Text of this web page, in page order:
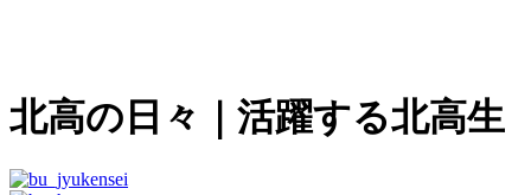
北高の日々 ｜活躍する北高生